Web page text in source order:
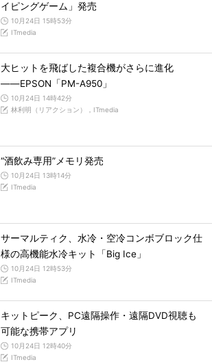
イピングゲーム」発売
10月24日 15時53分
ITmedia
大ヒットを飛ばした複合機がさらに進化
――EPSON「PM-A950」
10月24日 14時42分
林利明（リアクション），ITmedia
“酒飲み専用”メモリ発売
10月24日 13時14分
ITmedia
サーマルティク、水冷・空冷コンボブロック仕
様の高機能水冷キット「Big Ice」
10月24日 12時53分
ITmedia
キットピーク、PC遠隔操作・遠隔DVD視聴も
可能な携帯アプリ
10月24日 12時40分
ITmedia